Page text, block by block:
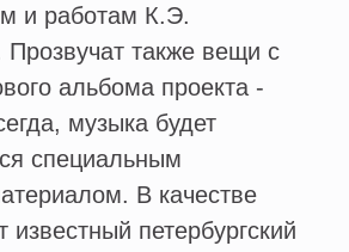
и работам К.Э.
Прозвучат также вещи с
альбома проекта -
музыка будет
специальным
В качестве
известный петербургский